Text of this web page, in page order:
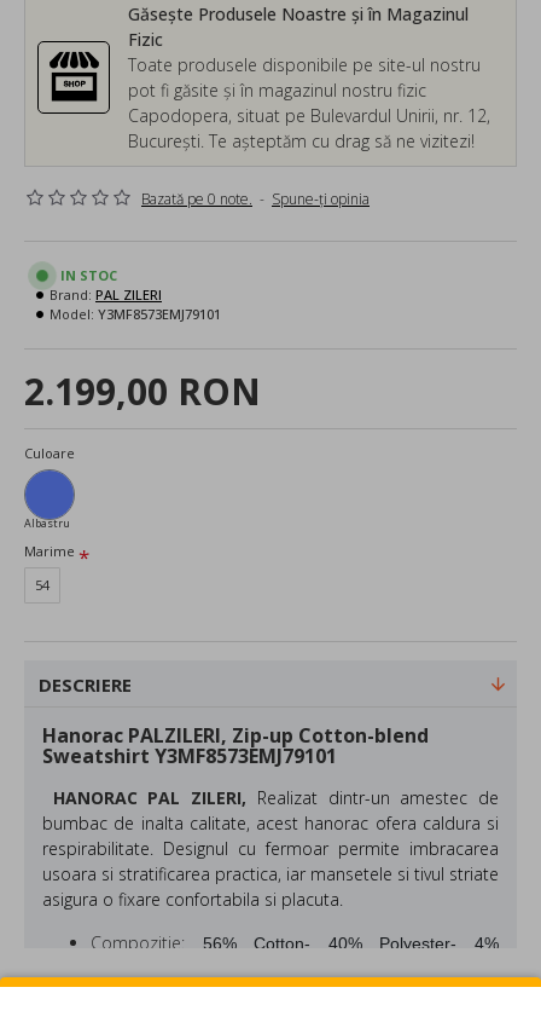
Găsește Produsele Noastre și în Magazinul
Fizic
Toate produsele disponibile pe site-ul nostru
pot fi găsite și în magazinul nostru fizic
Capodopera, situat pe Bulevardul Unirii, nr. 12,
București. Te așteptăm cu drag să ne vizitezi!
Bazată pe 0 note. - Spune-ţi opinia
2.199,00 RON
IN STOC
Brand: PAL ZILERI
Model: Y3MF8573EMJ79101
Culoare
Albastru
Marime
54
DESCRIERE
Hanorac PALZILERI, Zip-up Cotton-blend
Sweatshirt Y3MF8573EMJ79101
HANORAC PAL ZILERI, Realizat dintr-un amestec de
bumbac de inalta calitate, acest hanorac ofera caldura si
respirabilitate. Designul cu fermoar permite imbracarea
usoara si stratificarea practica, iar mansetele si tivul striate
asigura o fixare confortabila si placuta.
Compozitie:
56% Cotton- 40% Polyester- 4%